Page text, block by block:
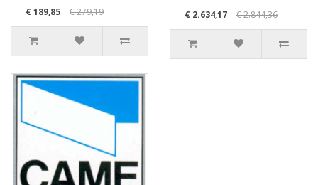
€ 189,85
€ 279,19
€ 2.634,17
€ 2.844,36